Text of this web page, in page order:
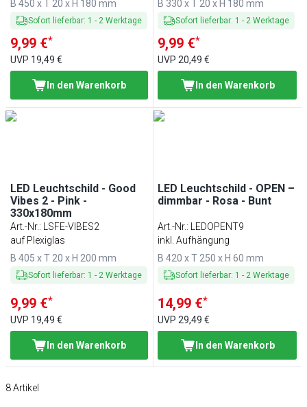
B 450 x T 20 x H 180 mm
Sofort lieferbar: 1 - 2 Werktage
9,99 €*
UVP 19,49 €
In den Warenkorb
B 330 x T 20 x H 180 mm
Sofort lieferbar: 1 - 2 Werktage
9,99 €*
UVP20,49 €
In den Warenkorb
LED Leuchtschild - Good
Vibes 2 - Pink -
330x180mm
Art.-Nr.: LSFE-VIBES2
auf Plexiglas
B 405 x T 20 x H 200 mm
Sofort lieferbar: 1 - 2 Werktage
9,99 €*
UVP 19,49 €
In den Warenkorb
LED Leuchtschild - OPEN –
dimmbar - Rosa - Bunt
Art.-Nr.: LEDOPENT9
inkl. Aufhängung
B 420 x T 250 x H 60 mm
Sofort lieferbar: 1 - 2 Werktage
14,99 €*
UVP29,49 €
In den Warenkorb
8Artikel